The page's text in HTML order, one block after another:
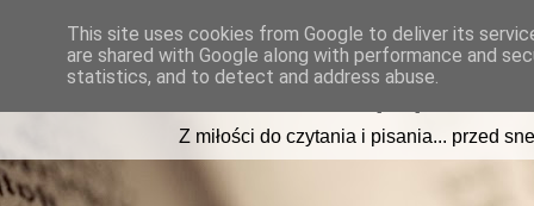
read2sleep.pl
Z miłości do czytania i pisania... przed
This site uses cookies from Google to deliver its
are shared with Google along with performance and
statistics, and to detect and address abuse.